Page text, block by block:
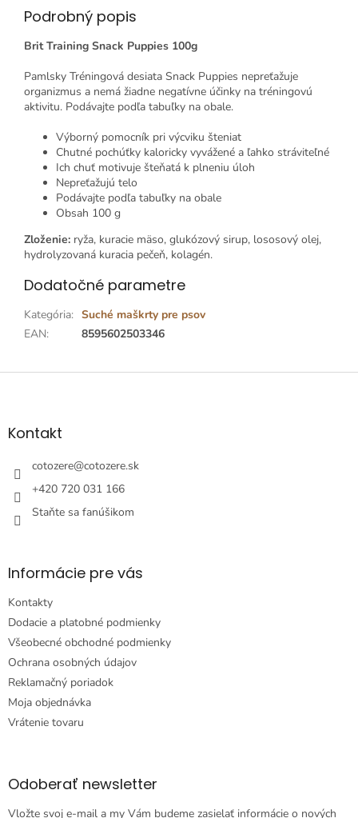
Podrobný popis
Brit Training Snack Puppies 100g
Pamlsky Tréningová desiata Snack Puppies nepreťažuje
organizmus a nemá žiadne negatívne účinky na tréningovú
aktivitu. Podávajte podľa tabuľky na obale.
Výborný pomocník pri výcviku šteniat
Chutné pochúťky kaloricky vyvážené a ľahko stráviteľné
Ich chuť motivuje šteňatá k plneniu úloh
Nepreťažujú telo
Podávajte podľa tabuľky na obale
Obsah 100 g
Zloženie: ryža, kuracie mäso, glukózový sirup, lososový olej,
hydrolyzovaná kuracia pečeň, kolagén.
Dodatočné parametre
Kategória: Suché maškrty pre psov
EAN: 8595602503346
Z
äKontakt
cotozere@cotozere.sk
+420 720 031 166
Staňte sa fanúšikom
Informácie pre vás
Kontakty
Dodacie a platobné podmienky
Všeobecné obchodné podmienky
Ochrana osobných údajov
Reklamačný poriadok
Moja objednávka
Vrátenie tovaru
Odoberať newsletter
Vložte svoj e-mail a my Vám budeme zasielať informácie o nových